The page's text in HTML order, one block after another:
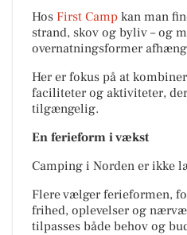
Hos First Camp kan man
strand, skov og byliv – og
overnatningsformer
Her er fokus på at
faciliteter og aktiviteter,
tilgængelig.
En ferieform i vækst
Camping i Norden er ikke
Flere vælger ferieformen,
frihed, oplevelser og
tilpasses både behov og